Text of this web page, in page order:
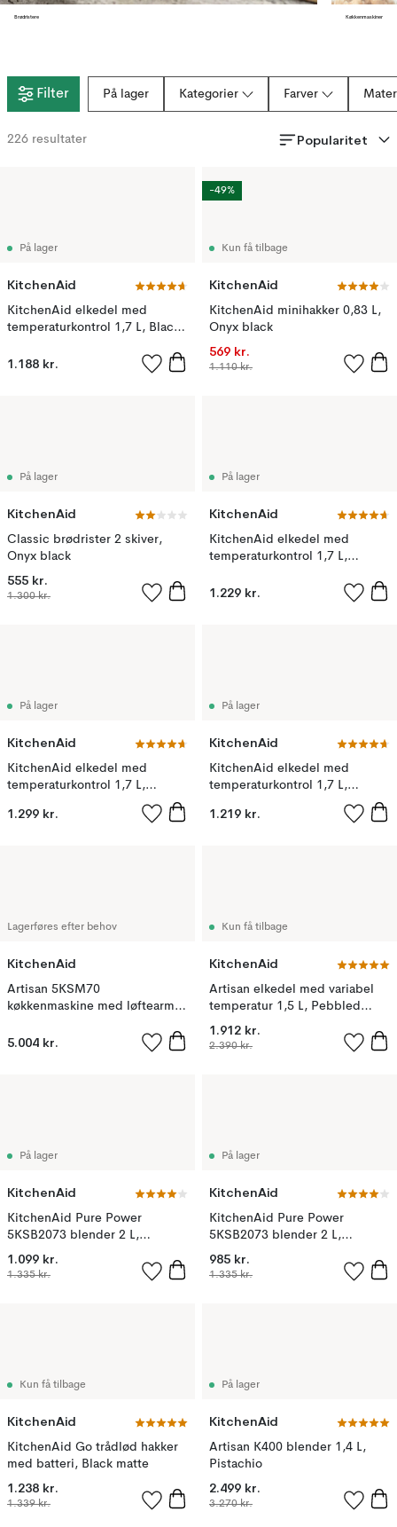
Brødristere Køkkenmaskiner
Filter På lager Kategorier Farver
226 resultater Popularitet
På lager
KitchenAid
KitchenAid elkedel med
temperaturkontrol 1,7 L, Black
1.188 kr.
Kun få tilbage
KitchenAid
KitchenAid minihakker 0,83 L,
Onyx black
569 kr.
1.110 kr.
-49%
På lager
KitchenAid
Classic brødrister 2 skiver,
Onyx black
555 kr.
1.300 kr.
På lager
KitchenAid
KitchenAid elkedel med
temperaturkontrol 1,7 L,
1.229 kr.
På lager
KitchenAid
KitchenAid elkedel med
temperaturkontrol 1,7 L,
1.299 kr.
På lager
KitchenAid
KitchenAid elkedel med
temperaturkontrol 1,7 L,
1.219 kr.
Lagerføres efter behov
KitchenAid
Artisan 5KSM70
køkkenmaskine med løftearm
5.004 kr.
Kun få tilbage
KitchenAid
Artisan elkedel med variabel
temperatur 1,5 L, Pebbled
palm
1.912 kr.
2.390 kr.
På lager
KitchenAid
KitchenAid Pure Power
5KSB2073 blender 2 L,
Porcelain white
1.099 kr.
1.335 kr.
På lager
KitchenAid
KitchenAid Pure Power
5KSB2073 blender 2 L,
Charcoal grey
985 kr.
1.335 kr.
Kun få tilbage
KitchenAid
KitchenAid Go trådlød hakker
med batteri, Black matte
1.238 kr.
1.339 kr.
På lager
KitchenAid
Artisan K400 blender 1,4 L,
Pistachio
2.499 kr.
3.270 kr.